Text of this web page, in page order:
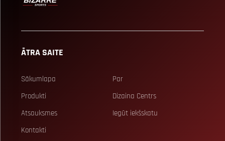
ĀTRA SAITE
Sākumlapa
Par
Produkti
Dizaina Centrs
Atsauksmes
Iegūt iekšskatu
Kontakti